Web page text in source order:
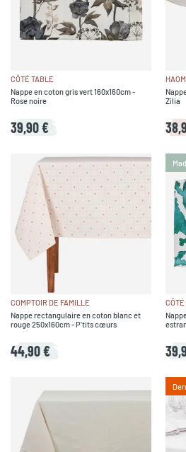
CÔTÉ TABLE
Nappe en coton gris vert 160x160cm -
Rose noire
39,90 €
Zilia
COMPTOIR DE FAMILLE
Nappe rectangulaire en coton blanc et
rouge 250x160cm - P'tits cœurs
44,90 €